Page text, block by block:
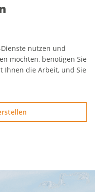
nutzen und
möchten, benötigen Sie
Ihnen die Arbeit, und Sie